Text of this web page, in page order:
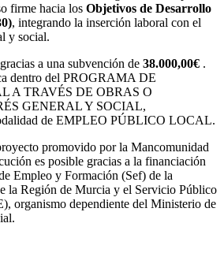
firme hacia los Objetivos de Desarrollo
, integrando la inserción laboral con el
y social.
a una subvención de 38.000,00€ .
dentro del PROGRAMA DE
A TRAVÉS DE OBRAS O
GENERAL Y SOCIAL,
de EMPLEO PÚBLICO LOCAL.
promovido por la Mancomunidad
es posible gracias a la financiación
Empleo y Formación (Sef) de la
la Región de Murcia y el Servicio Público
organismo dependiente del Ministerio de